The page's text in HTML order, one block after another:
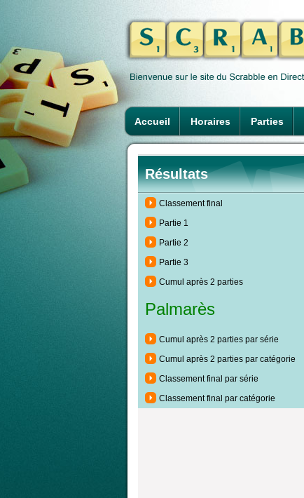
Accueil Horaires Parties
Résultats
Classement final
Partie 1
Partie 2
Partie 3
Cumul après 2 parties
Palmarès
Cumul après 2 parties par série
Cumul après 2 parties par catégorie
Classement final par série
Classement final par catégorie